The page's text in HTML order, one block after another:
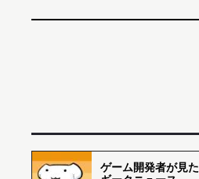
ゲーム開発者が見た